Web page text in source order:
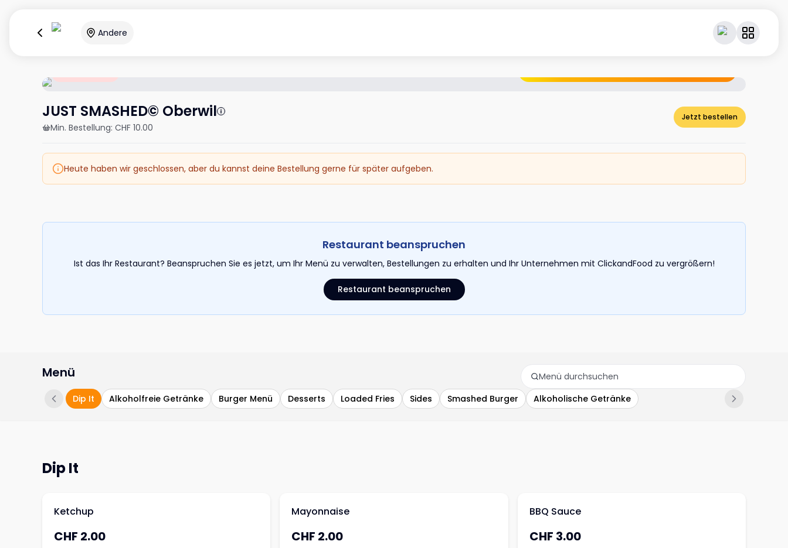
Andere
JUST SMASHED© Oberwil
Min. Bestellung: CHF 10.00
Jetzt bestellen
Heute haben wir geschlossen, aber du kannst deine Bestellung gerne für später aufgeben.
Restaurant beanspruchen
Ist das Ihr Restaurant? Beanspruchen Sie es jetzt, um Ihr Menü zu verwalten, Bestellungen zu erhalten und Ihr Unternehmen mit ClickandFood zu vergrößern!
Restaurant beanspruchen
Menü
Dip It Alkoholfreie Getränke Burger Menü Desserts Loaded Fries Sides Smashed Burger Alkoholische Getränke
Dip It
Ketchup
CHF 2.00
Mayonnaise
CHF 2.00
BBQ Sauce
CHF 3.00